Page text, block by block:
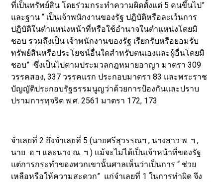
ที่เป็นทรัพย์สิน โดยร่วมกระทำความผิดตั้งแต่ 5 คนขึ้นไป”
และฐาน “ เป็นเจ้าพนักงานของรัฐ ปฏิบัติหรือละเว้นการ
ปฏิบัติในตำแหน่งหน้าที่หรือใช้อำนาจในตำแหน่งโดยมิ
ชอบ รวมถึงเป็น เจ้าพนักงานของรัฐ เรียกรับหรือยอมรับ
ทรัพย์สินหรือประโยชน์อื่นใดสำหรับตนเองและผู้อื่นโดยมิ
ชอบ” ซึ่งเป็นไปตามประมวลกฎหมายอาญา มาตรา 309
วรรคสอง, 337 วรรคแรก ประกอบมาตรา 83 และพระราช
บัญญัติประกอบรัฐธรรมนูญว่าด้วยการป้องกันและปราบ
ปรามการทุจริต พ.ศ. 2561 มาตรา 172, 173
จำเลยที่ 2 ถึงจำเลยที่ 5 (นายศรีสุวรรณฯ , นางสาว พ. ฯ ,
นาย อ.ฯ และนาง ณ. ฯ ) แม้จะไม่ได้เป็นเจ้าหน้าที่ของรัฐ
แต่การกระทำของพวกเขานั้นศาลเห็นว่าเป็นการ “ ช่วย
เหลือหรือให้ความสะดวก” แก่จำเลยที่ 1 ในการทำผิด จึง